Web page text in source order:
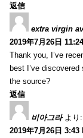
返信
extra virgin
2019年7月26日
Thank you, I’ve
best I’ve
the source?
返信
비아그라 より:
2019年7月26日 3:43